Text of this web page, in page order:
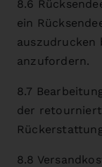
8.6
ein
auszudrucken
anzufordern.
8.7
der
8.8